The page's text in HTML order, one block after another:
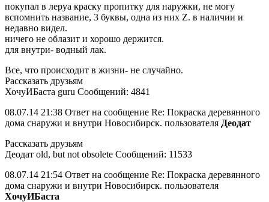
покупал в леруа краску пропитку для наружки, не могу
вспомнить название, 3 буквы, одна из них Z. в наличии и
недавно видел.
ничего не облазит и хорошо держится.
для внутри- водный лак.
Все, что происходит в жизни- не случайно.
Рассказать друзьям
ХочуИБаста guru Сообщений: 4841
08.07.14 21:38 Ответ на сообщение Re: Покраска деревянного
дома снаружи и внутри Новосибирск. пользователя Деодат
Рассказать друзьям
Деодат old, but not obsolete Сообщений: 11533
08.07.14 21:54 Ответ на сообщение Re: Покраска деревянного
дома снаружи и внутри Новосибирск. пользователя
ХочуИБаста